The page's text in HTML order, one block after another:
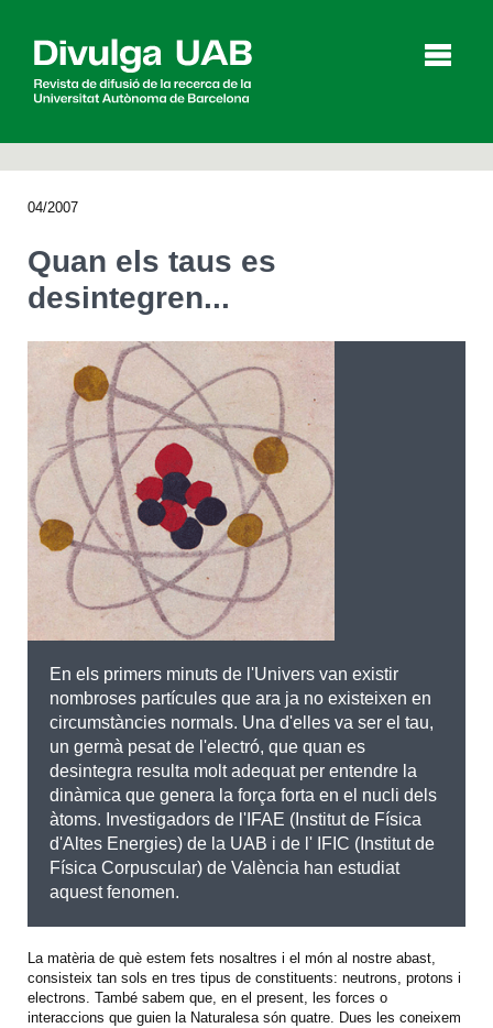
English Español
CERCAR
04/2007
Quan els taus es
desintegren...
En els primers minuts de l'Univers van existir
nombroses partícules que ara ja no existeixen en
circumstàncies normals. Una d'elles va ser el tau,
un germà pesat de l'electró, que quan es
desintegra resulta molt adequat per entendre la
dinàmica que genera la força forta en el nucli dels
àtoms. Investigadors de l'IFAE (Institut de Física
d'Altes Energies) de la UAB i de l' IFIC (Institut de
Física Corpuscular) de València han estudiat
aquest fenomen.
La matèria de què estem fets nosaltres i el món al nostre abast,
consisteix tan sols en tres tipus de constituents: neutrons, protons i
electrons. També sabem que, en el present, les forces o
interaccions que guien la Naturalesa són quatre. Dues les coneixem